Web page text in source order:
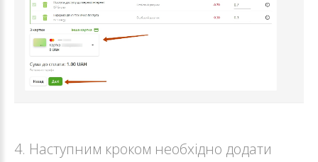
4. Наступним кроком необхідно додати